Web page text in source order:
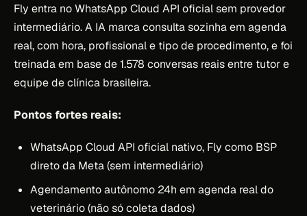
Fly entra no WhatsApp Cloud API oficial sem provedor
intermediário. A IA marca consulta sozinha em agenda
real, com hora, profissional e tipo de procedimento, e foi
treinada em base de 1.578 conversas reais entre tutor e
equipe de clínica brasileira.
Pontos fortes reais:
WhatsApp Cloud API oficial nativo, Fly como BSP
direto da Meta (sem intermediário)
Agendamento autônomo 24h em agenda real do
veterinário (não só coleta dados)